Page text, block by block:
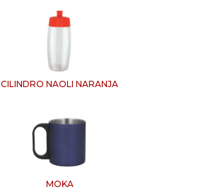
CILINDRO NAOLI NARANJA
MOKA